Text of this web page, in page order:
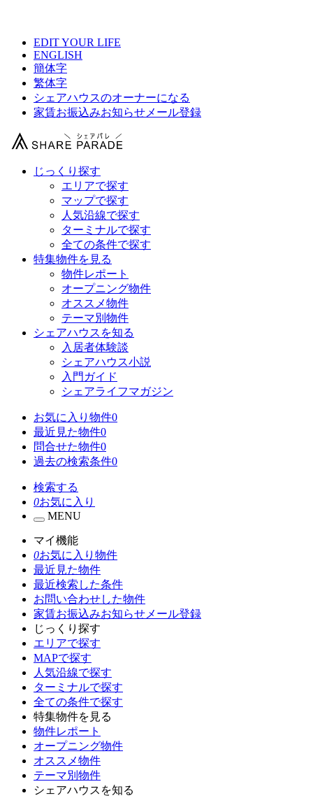
EDIT YOUR LIFE
ENGLISH
簡体字
繁体字
シェアハウスのオーナーになる
家賃お振込みお知らせメール登録
じっくり探す
エリアで探す
マップで探す
人気沿線で探す
ターミナルで探す
全ての条件で探す
特集物件を見る
物件レポート
オープニング物件
オススメ物件
テーマ別物件
シェアハウスを知る
入居者体験談
シェアハウス小説
入門ガイド
シェアライフマガジン
お気に入り物件0
最近見た物件0
問合せた物件0
過去の検索条件0
検索する
0お気に入り
MENU
マイ機能
0お気に入り物件
最近見た物件
最近検索した条件
お問い合わせした物件
家賃お振込みお知らせメール登録
じっくり探す
エリアで探す
MAPで探す
人気沿線で探す
ターミナルで探す
全ての条件で探す
特集物件を見る
物件レポート
オープニング物件
オススメ物件
テーマ別物件
シェアハウスを知る